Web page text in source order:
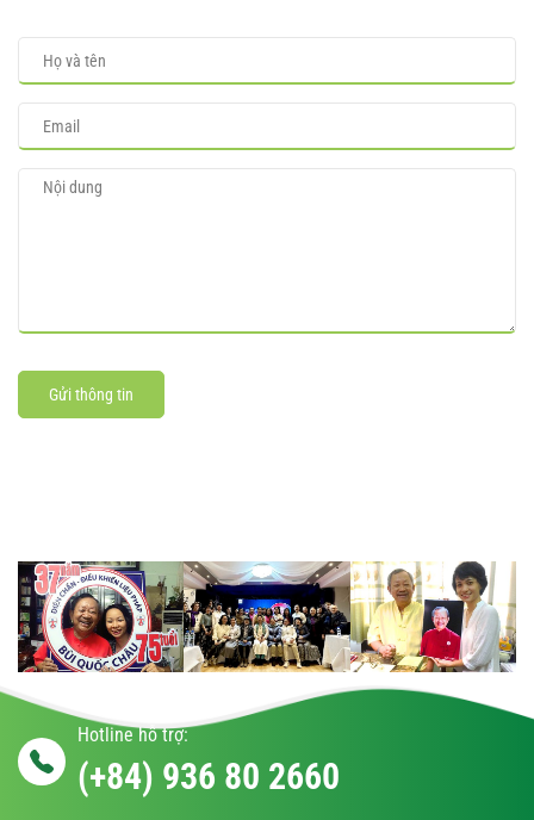
Gửi thông tin
Hotline hỗ trợ:
(+84) 936 80 2660